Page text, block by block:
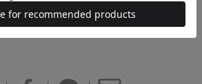
に貼るのに便利な小さめサイズの２セットで